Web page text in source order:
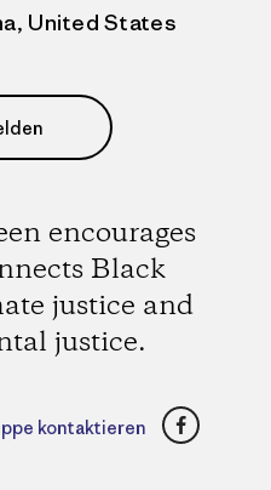
United States
encourages
Black
justice and
justice.
kontaktieren